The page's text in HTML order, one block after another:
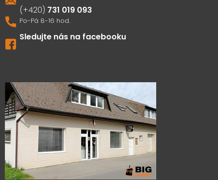
731 019 093
Sledujte nás na facebooku